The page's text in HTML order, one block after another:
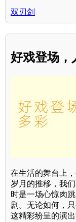
双刃剑
好戏登场，
在生活的舞台上
岁月的推移，我
时是一场心惊肉
剧。无论如何，
这精彩纷呈的演